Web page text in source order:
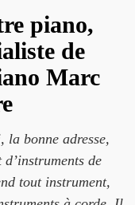
piano,
de
Marc
la bonne adresse,
de
tout instrument,